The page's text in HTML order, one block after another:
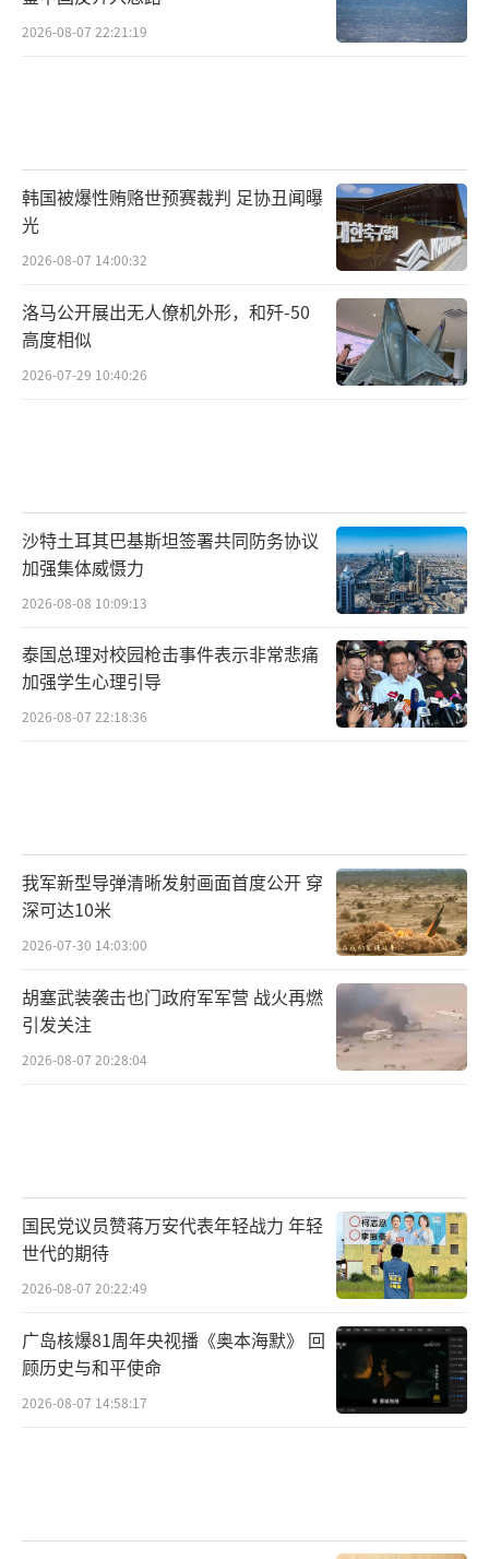
2026-08-07 22:21:19
韩国被爆性贿赂世预赛裁判 足协丑闻曝
光
2026-08-07 14:00:32
洛马公开展出无人僚机外形，和歼-50
高度相似
2026-07-29 10:40:26
沙特土耳其巴基斯坦签署共同防务协议
加强集体威慑力
2026-08-08 10:09:13
泰国总理对校园枪击事件表示非常悲痛
加强学生心理引导
2026-08-07 22:18:36
我军新型导弹清晰发射画面首度公开 穿
深可达10米
2026-07-30 14:03:00
胡塞武装袭击也门政府军军营 战火再燃
引发关注
2026-08-07 20:28:04
国民党议员赞蒋万安代表年轻战力 年轻
世代的期待
2026-08-07 20:22:49
广岛核爆81周年央视播《奥本海默》 回
顾历史与和平使命
2026-08-07 14:58:17